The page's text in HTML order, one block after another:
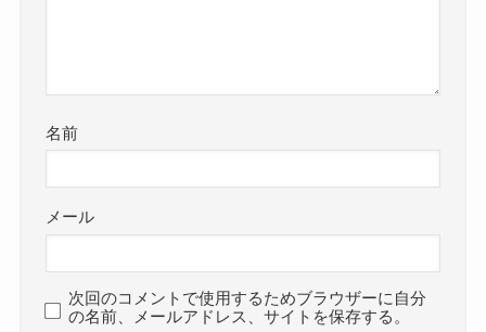
名前
メール
次回のコメントで使用するためブラウザーに自分
の名前、メールアドレス、サイトを保存する。